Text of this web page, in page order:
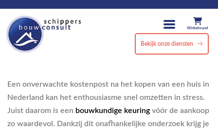
Winkelmand
Bekijk onze diensten
Een onverwachte kostenpost na het kopen van een huis in
Nederland kan het enthousiasme snel omzetten in stress.
Juist daarom is een bouwkundige keuring vóór de aankoop
zo waardevol. Dankzij dit onafhankelijke onderzoek krijg je